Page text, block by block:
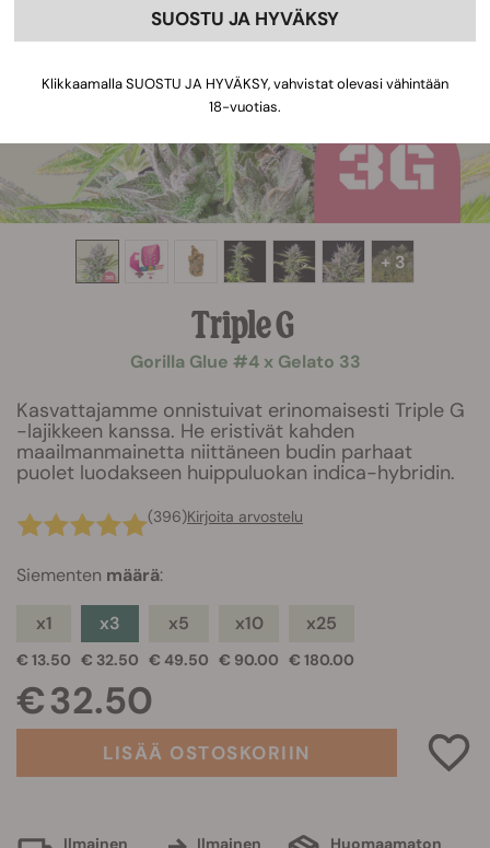
+ 3
Triple G
Gorilla Glue #4 x Gelato 33
Kasvattajamme onnistuivat erinomaisesti Triple G
-lajikkeen kanssa. He eristivät kahden
maailmanmainetta niittäneen budin parhaat
puolet luodakseen huippuluokan indica-hybridin.
(396)Kirjoita arvostelu
Siementen määrä:
x1
€ 13.50
x3
€ 32.50
x5
€ 49.50
x10
€ 90.00
x25
€ 180.00
€ 32.50
LISÄÄ OSTOSKORIIN
Ilmainen
Ilmainen
Huomaamaton
SUOSTU JA HYVÄKSY
Klikkaamalla SUOSTU JA HYVÄKSY, vahvistat olevasi vähintään
18-vuotias.